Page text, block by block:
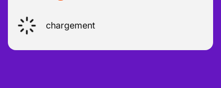
chargement